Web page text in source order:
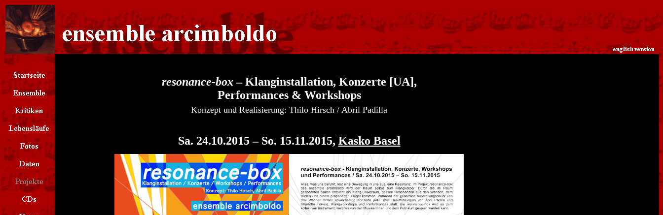
resonance-box–Klanginstallation, Konzerte [UA],
Performances & Workshops
Konzept und Realisierung: Thilo Hirsch / Abril Padilla
Sa. 24.10.2015 – So. 15.11.2015, Kasko Basel